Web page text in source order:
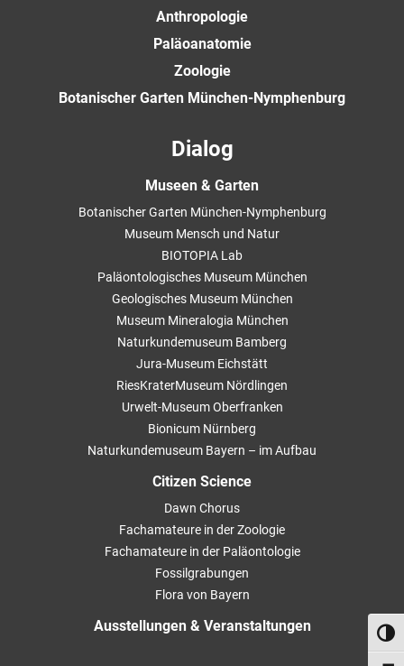
Anthropologie
Paläoanatomie
Zoologie
Botanischer Garten München-Nymphenburg
Dialog
Museen & Garten
Botanischer Garten München-Nymphenburg
Museum Mensch und Natur
BIOTOPIA Lab
Paläontologisches Museum München
Geologisches Museum München
Museum Mineralogia München
Naturkundemuseum Bamberg
Jura-Museum Eichstätt
RiesKraterMuseum Nördlingen
Urwelt-Museum Oberfranken
Bionicum Nürnberg
Naturkundemuseum Bayern – im Aufbau
Citizen Science
Dawn Chorus
Fachamateure in der Zoologie
Fachamateure in der Paläontologie
Fossilgrabungen
Flora von Bayern
Ausstellungen & Veranstaltungen